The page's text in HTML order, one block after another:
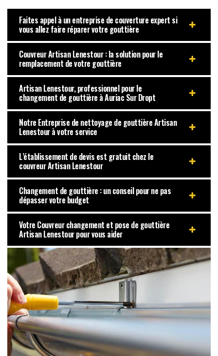
Faites appel à un entreprise de couverture expert si
vous allez faire réparer votre gouttière
Couvreur Artisan Lenestour : la solution pour le
remplacement de votre gouttière
Artisan Lenestour, professionnel pour le
changement de gouttière à Auriac Sur Dropt
Notre Entreprise de nettoyage de gouttière Artisan
Lenestour à votre service
L’établissement de devis est gratuit chez le
couvreur Artisan Lenestour
Changement de gouttière : un conseil pour ne pas
dépasser votre budget
Votre Couvreur changement et pose de gouttière
Artisan Lenestour pour vous aider